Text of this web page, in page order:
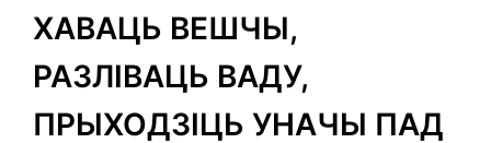
ХАВАЦЬ ВЕШЧЫ,
РАЗЛІВАЦЬ ВАДУ,
ПРЫХОДЗІЦЬ УНАЧЫ ПАД